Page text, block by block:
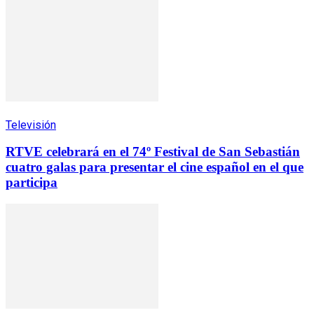
Televisión
RTVE celebrará en el 74º Festival de San Sebastián
cuatro galas para presentar el cine español en el que
participa